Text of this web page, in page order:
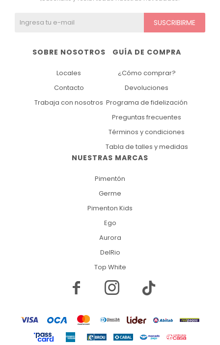
NUESTRAS MARCAS
Pimentón
Germe
Pimenton Kids
Ego
Aurora
DelRio
Top White
GUÍA DE COMPRA
¿Cómo comprar?
Devoluciones
Programa de fidelización
Preguntas frecuentes
Términos y condiciones
Tabla de talles y medidas
SOBRE NOSOTROS
Locales
Contacto
Trabaja con nosotros
SUSCRIBIRME
 